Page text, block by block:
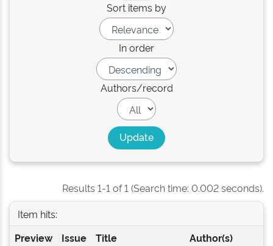
Sort items by
In order
Authors/record
Results 1-1 of 1 (Search time: 0.002 seconds).
Item hits:
Preview
Issue
Title Author(s)